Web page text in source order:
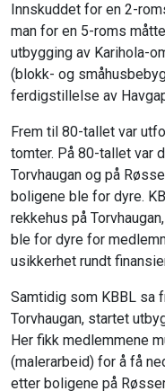
Innskuddet for en 2-
man for en 5-roms
utbygging av Karihola-
(blokk- og
ferdigstillelse av
Frem til 80-tallet var
tomter. På 80-tallet var
Torvhaugan og på
boligene ble for dyre.
rekkehus på
ble for dyre for
usikkerhet rundt
Samtidig som KBBL sa
Torvhaugan, startet
Her fikk medlemmene
(malerarbeid) for å få
etter boligene på